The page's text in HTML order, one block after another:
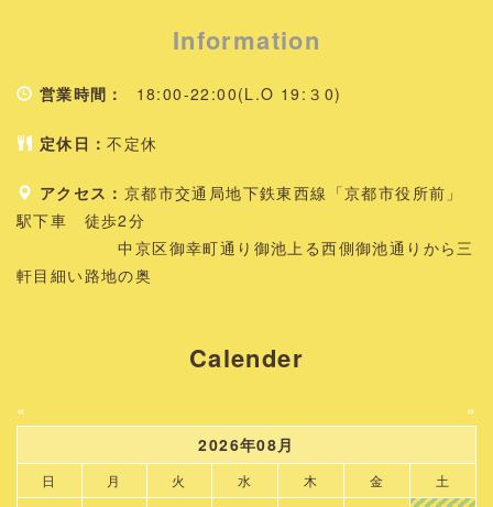
Information
営業時間： 18:00-22:00(L.O 19:３0)
定休日：不定休
アクセス： 京都市交通局地下鉄東西線「京都市役所前」
駅下車 徒歩2分
中京区御幸町通り御池上る西側御池通りから三
軒目細い路地の奥
Calender
«
»
2026年08月
日 月 火 水 木 金 土